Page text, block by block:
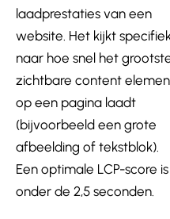
laadprestaties van een
website. Het kijkt
naar hoe snel het
zichtbare content
op een pagina laadt
(bijvoorbeeld een grote
afbeelding of tekstblok).
Een optimale LCP-score is
onder de 2,5 seconden.